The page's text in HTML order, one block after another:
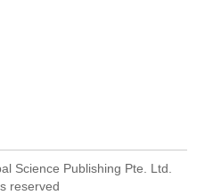
Science Publishing Pte. Ltd.
reserved